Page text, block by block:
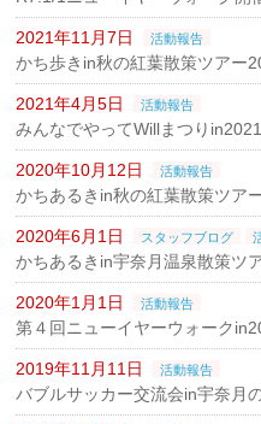
2021年11月7日 活動報告
かち歩きin秋の紅葉散策ツア
2021年4月5日 活動報告
みんなでやってWillまつり
2020年10月12日 活動報告
かちあるきin秋の紅葉散策ツ
2020年6月1日 スタッフブログ
かちあるきin宇奈月温泉散策
2020年1月1日 活動報告
第４回ニューイヤーウォーク
2019年11月11日 活動報告
バブルサッカー交流会in宇奈